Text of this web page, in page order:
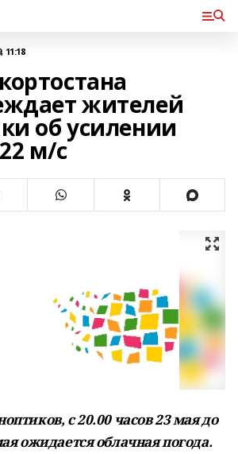
11:18
жителей
об усилении
м/с
с 20.00 часов 23 мая до
ожидается облачная погода.